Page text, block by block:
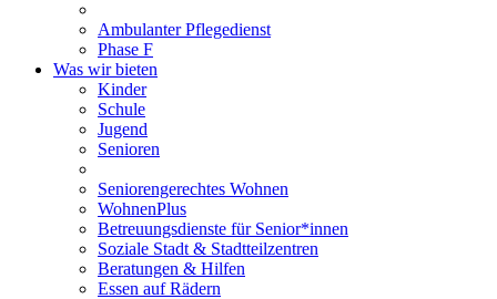
Ambulanter Pflegedienst
Phase F
Was wir bieten
Kinder
Schule
Jugend
Senioren
Seniorengerechtes Wohnen
WohnenPlus
Betreuungsdienste für Senior*innen
Soziale Stadt & Stadtteilzentren
Beratungen & Hilfen
Essen auf Rädern